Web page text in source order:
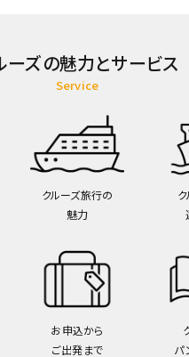
ーズの魅力とサービス
Service
クルーズ旅行の
魅力
お申込から
ご出発まで
パ